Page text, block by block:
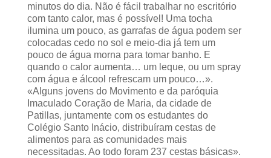
minutos do dia. Não é fácil trabalhar no escritório
com tanto calor, mas é possível! Uma tocha
ilumina um pouco, as garrafas de água podem ser
colocadas cedo no sol e meio-dia já tem um
pouco de água morna para tomar banho. E
quando o calor aumenta… um leque, ou um spray
com água e álcool refrescam um pouco…».
«Alguns jovens do Movimento e da paróquia
Imaculado Coração de Maria, da cidade de
Patillas, juntamente com os estudantes do
Colégio Santo Inácio, distribuíram cestas de
alimentos para as comunidades mais
necessitadas. Ao todo foram 237 cestas básicas».